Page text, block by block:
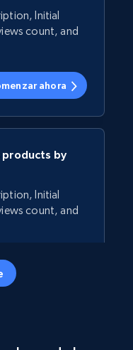
Initial
count, and
ahora
by
Initial
count, and
ahora